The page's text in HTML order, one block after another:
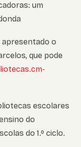
um
apresentado o
que pode
escolares
do
do 1.º ciclo.